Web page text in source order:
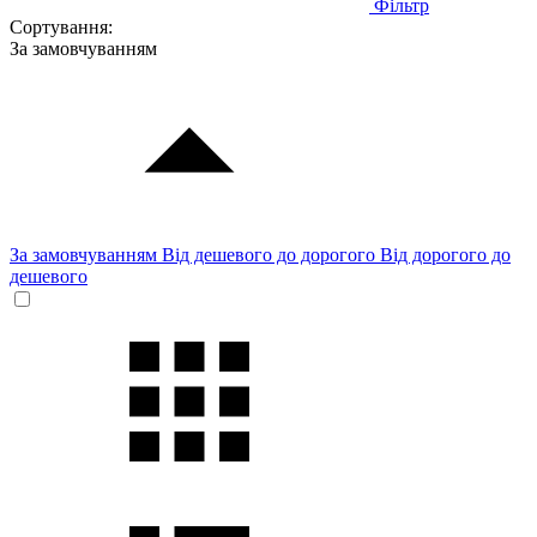
Фільтр
Сортування:
За замовчуванням
За замовчуванням Від дешевого до дорогого Від дорогого до
дешевого